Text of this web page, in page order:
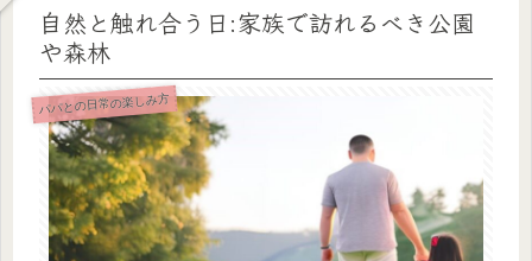
自然と触れ合う日:家族で訪れるべき公園
や森林
パパとの日常の楽しみ方